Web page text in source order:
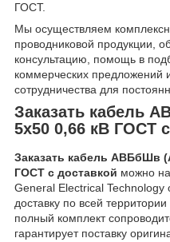
ГОСТ.
Мы осуществляем
проводниковой продукции,
консультацию, помощь в
коммерческих предложений
сотрудничества для
Заказать кабель
5х50 0,66 кВ ГОСТ
Заказать кабель АВБбШв
ГОСТ с доставкой можно
General Electrical Technology
доставку по всей
полный комплект
гарантирует поставку